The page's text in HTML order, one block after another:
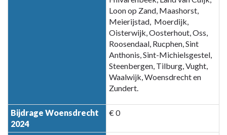
Loon op Zand, Maashorst,
Meierijstad, Moerdijk,
Oisterwijk, Oosterhout, Oss,
Roosendaal, Rucphen, Sint
Anthonis, Sint-Michielsgestel,
Steenbergen, Tilburg, Vught,
Waalwijk, Woensdrecht en
Zundert.
Bijdrage Woensdrecht
2024
€ 0